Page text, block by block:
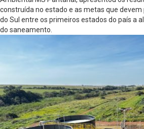
construída no estado e as metas que devem
do Sul entre os primeiros estados do país a
do saneamento.